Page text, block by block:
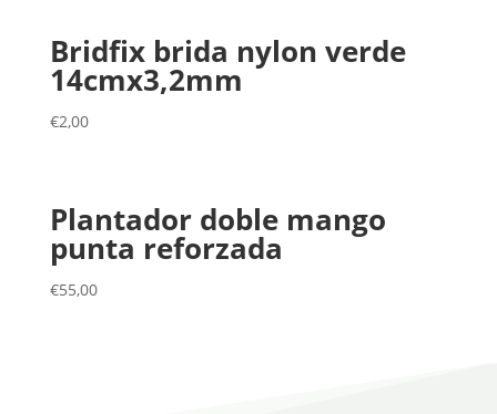
Bridfix brida nylon verde
14cmx3,2mm
€2,00
Plantador doble mango
punta reforzada
€55,00